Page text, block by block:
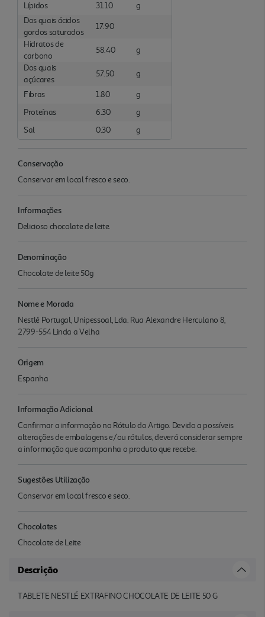
Lípidos
31.10
g
Dos quais ácidos
gordos saturados
17.90
Hidratos de
carbono
58.40
g
Dos quais
açúcares
57.50 g
Fibras 1.80
g
Proteínas
6.30
g
Sal
0.30 g
Conservação
Conservar em local fresco e seco.
Informações
Delicioso chocolate de leite.
Denominação
Chocolate de leite 50g
Nome e Morada
Nestlé Portugal, Unipessoal, Lda. Rua Alexandre Herculano 8,
2799-554 Linda a Velha
Origem
Espanha
Informação Adicional
Confirmar a informação no Rótulo do Artigo. Devido a possíveis
alterações de embalagens e/ou rótulos, deverá considerar sempre
a informação que acompanha o produto que recebe.
Sugestões Utilização
Conservar em local fresco e seco.
Chocolates
Chocolate de Leite
Descrição
TABLETE NESTLÉ EXTRAFINO CHOCOLATE DE LEITE 50 G